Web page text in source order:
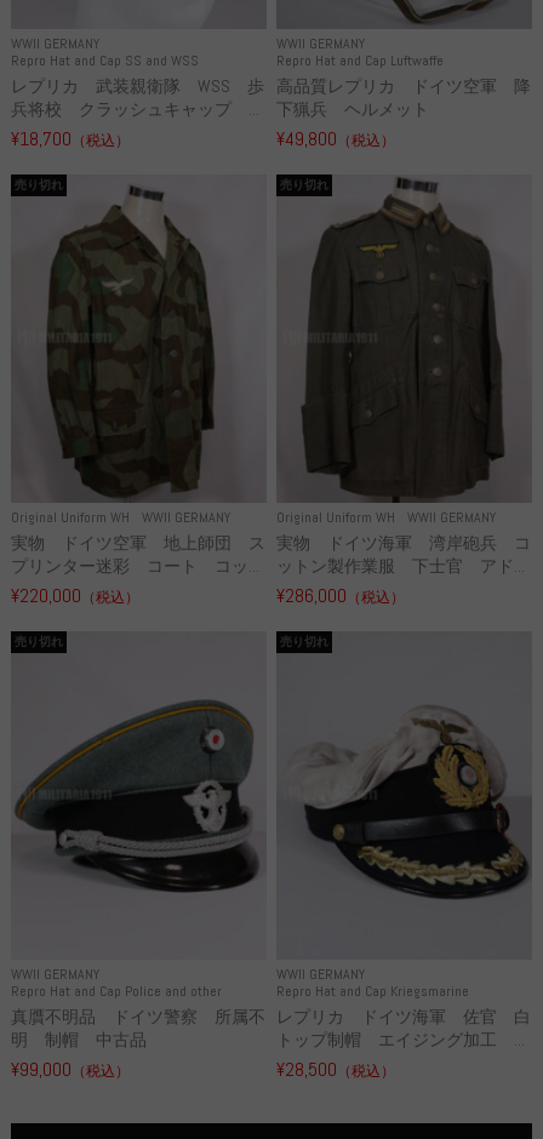
WWII GERMANY
Repro Hat and Cap SS and WSS
レプリカ 武装親衛隊 WSS 歩
兵将校 クラッシュキャップ ...
¥18,700 （税込）
WWII GERMANY
Repro Hat and Cap Luftwaffe
高品質レプリカ ドイツ空軍 降
下猟兵 ヘルメット
¥49,800 （税込）
Original Uniform WH WWII GERMANY
売り切れ
実物 ドイツ空軍 地上師団 ス
プリンター迷彩 コート コッ...
¥220,000 （税込）
Original Uniform WH WWII GERMANY
売り切れ
実物 ドイツ海軍 湾岸砲兵 コ
ットン製作業服 下士官 アド...
¥286,000 （税込）
WWII GERMANY
Repro Hat and Cap Police and other
売り切れ
真贋不明品 ドイツ警察 所属不
明 制帽 中古品
¥99,000 （税込）
WWII GERMANY
Repro Hat and Cap Kriegsmarine
売り切れ
レプリカ ドイツ海軍 佐官 白
トップ制帽 エイジング加工 ...
¥28,500 （税込）